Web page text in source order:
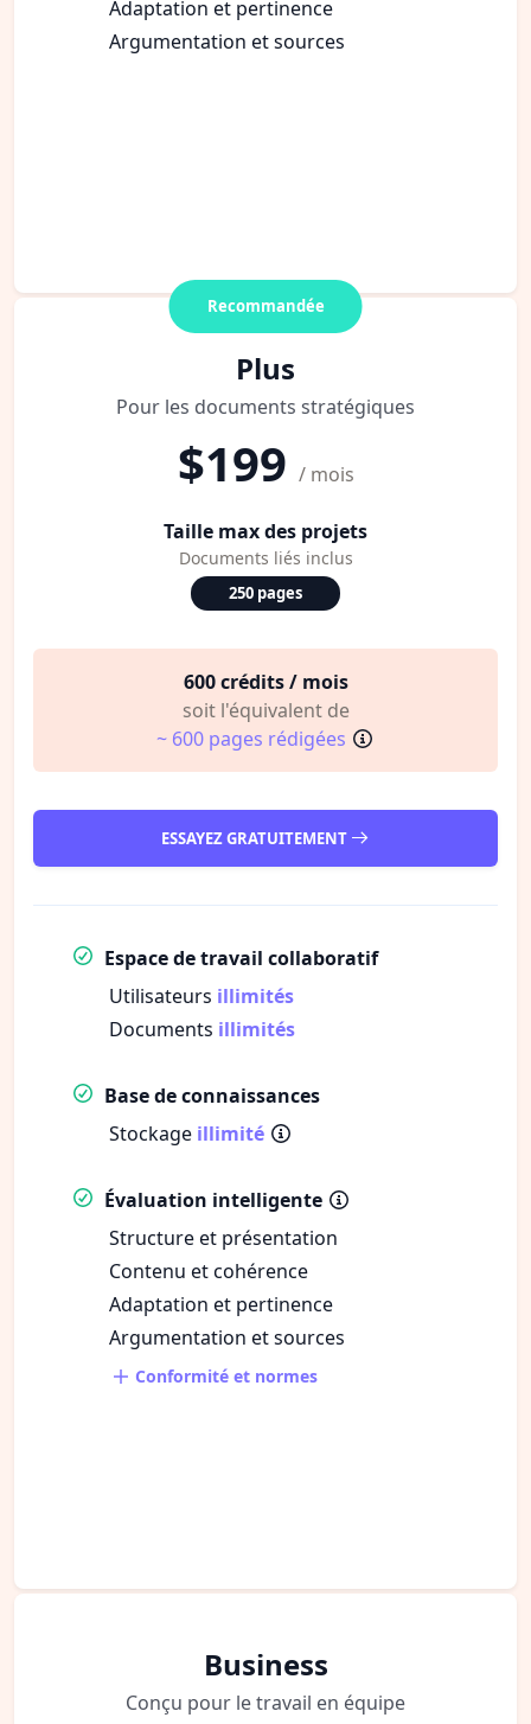
Adaptation et pertinence
Argumentation et sources
Recommandée
Plus
Pour les documents stratégiques
$199 / mois
Taille max des projets
Documents liés inclus
250 pages
600 crédits / mois
soit l'équivalent de
~ 600 pages rédigées
ESSAYEZ GRATUITEMENT
Espace de travail collaboratif
Utilisateurs illimités
Documents illimités
Base de connaissances
Stockage illimité
Évaluation intelligente
Structure et présentation
Contenu et cohérence
Adaptation et pertinence
Argumentation et sources
Conformité et normes
Business
Conçu pour le travail en équipe